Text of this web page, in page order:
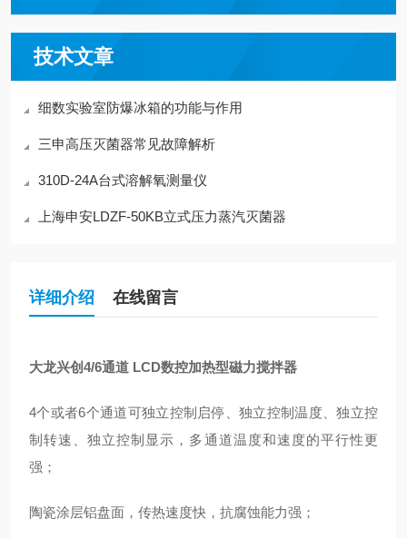
技术文章
细数实验室防爆冰箱的功能与作用
三申高压灭菌器常见故障解析
310D-24A台式溶解氧测量仪
上海申安LDZF-50KB立式压力蒸汽灭菌器
详细介绍 在线留言
大龙兴创4/6通道 LCD数控加热型磁力搅拌器
4个或者6个通道可独立控制启停、独立控制温度、独立控
制转速、独立控制显示，多通道温度和速度的平行性更
强；
陶瓷涂层铝盘面，传热速度快，抗腐蚀能力强；